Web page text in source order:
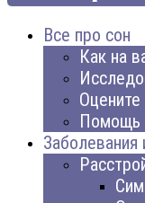
Все про сон
Как на
Помощь
Заболевания